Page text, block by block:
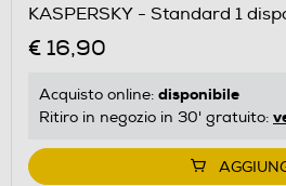
KASPERSKY - Standard 1
€ 16,90
Acquisto online: disponibile
Ritiro in negozio in 30' gratuito: